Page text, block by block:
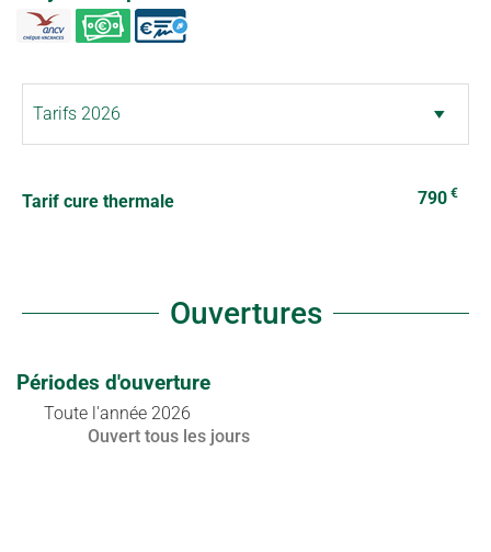
Tarif cure thermale 790 €
Ouvertures
Périodes d'ouverture
Toute l'année 2026
Ouvert tous les jours